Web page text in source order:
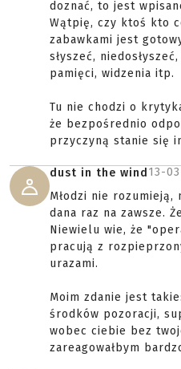
doznać, to jest
Wątpię, czy ktoś kto
zabawkami jest
słyszeć,
pamięci, widzenia itp.
Tu nie chodzi o
że bezpośrednio
przyczyną stanie się
dust in the wind 13-
Młodzi nie
dana raz na zawsze.
Niewielu wie, że
pracują z
urazami.
Moim zdanie jest
środków pozoracji,
wobec ciebie bez
zareagowałbym